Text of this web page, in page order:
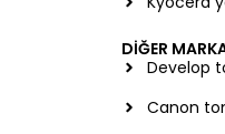
DİĞER
Develop
Canon